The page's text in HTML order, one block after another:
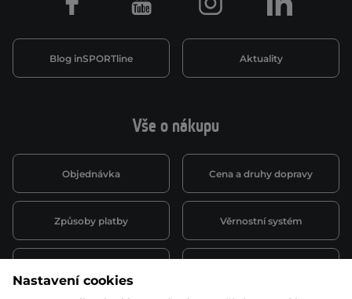
Vše o nákupu
Objednávka Cena a druhy dopravy
Způsoby platby Věrnostní systém
Blog inSPORTline Aktuality
Facebook Youtube Instagram LinkedIn
Nastavení cookies